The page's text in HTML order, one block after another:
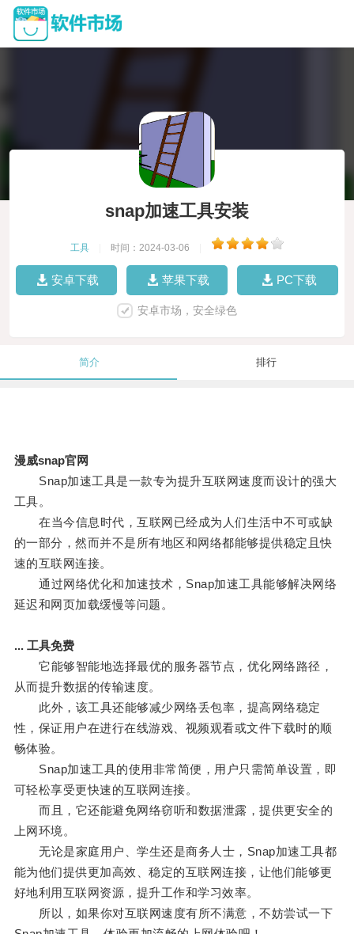
snap加速工具安装
工具 时间：2024-03-06
安卓下载 苹果下载 PC下载
安卓市场，安全绿色
简介 排行
漫威snap官网
Snap加速工具是一款专为提升互联网速度而设计的强大
工具。
在当今信息时代，互联网已经成为人们生活中不可或缺
的一部分，然而并不是所有地区和网络都能够提供稳定且快
速的互联网连接。
通过网络优化和加速技术，Snap加速工具能够解决网络
延迟和网页加载缓慢等问题。
... 工具免费
它能够智能地选择最优的服务器节点，优化网络路径，
从而提升数据的传输速度。
此外，该工具还能够减少网络丢包率，提高网络稳定
性，保证用户在进行在线游戏、视频观看或文件下载时的顺
畅体验。
Snap加速工具的使用非常简便，用户只需简单设置，即
可轻松享受更快速的互联网连接。
而且，它还能避免网络窃听和数据泄露，提供更安全的
上网环境。
无论是家庭用户、学生还是商务人士，Snap加速工具都
能为他们提供更加高效、稳定的互联网连接，让他们能够更
好地利用互联网资源，提升工作和学习效率。
所以，如果你对互联网速度有所不满意，不妨尝试一下